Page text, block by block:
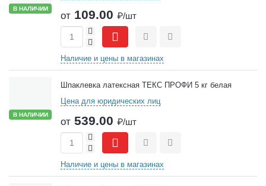
В НАЛИЧИИ
от 109.00 ₽/шт
-
+
СравнитьОтложить
Наличие и цены в магазинах
В НАЛИЧИИ
Шпаклевка латексная ТЕКС ПРОФИ 5 кг белая
Цена для юридических лиц
от 539.00 ₽/шт
-
+
СравнитьОтложить
Наличие и цены в магазинах